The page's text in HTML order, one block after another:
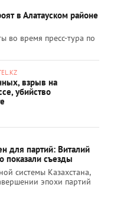
в Алатауском районе
во время пресс-тура по
взрыв на
убийство
для партий: Виталий
показали съезды
системы Казахстана,
эпохи партий